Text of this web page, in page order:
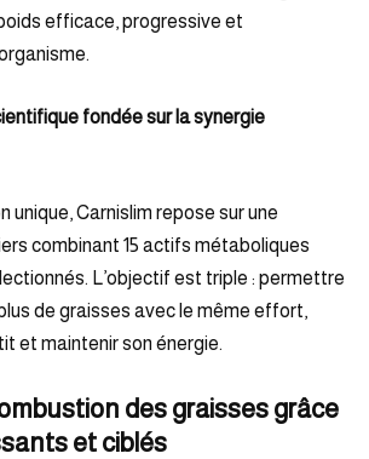
efficace, progressive et
fondée sur la synergie
unique, Carnislim repose sur une
combinant 15 actifs métaboliques
L’objectif est triple : permettre
de graisses avec le même effort,
et maintenir son énergie.
des graisses grâce
et ciblés